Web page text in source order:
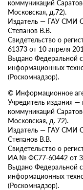
коммуникаций
Московская, д.72).
Издатель — ГАУ СМИ
Степанов В.В.
Свидетельство о
61373 от 10 апреля
Выдано Федеральной
информационных
(Роскомнадзор).
© Информационное
Учредитель издания
коммуникаций
Московская, д. 72).
Издатель — ГАУ СМИ
Степанов В.В.
Свидетельство о
ИА № ФС77-60442 от
Выдано Федеральной
информационных
(Роскомнадзор).